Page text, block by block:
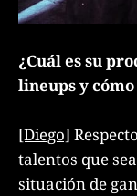
¿Cuál es su
lineups y
[Diego]
talentos que
situación de